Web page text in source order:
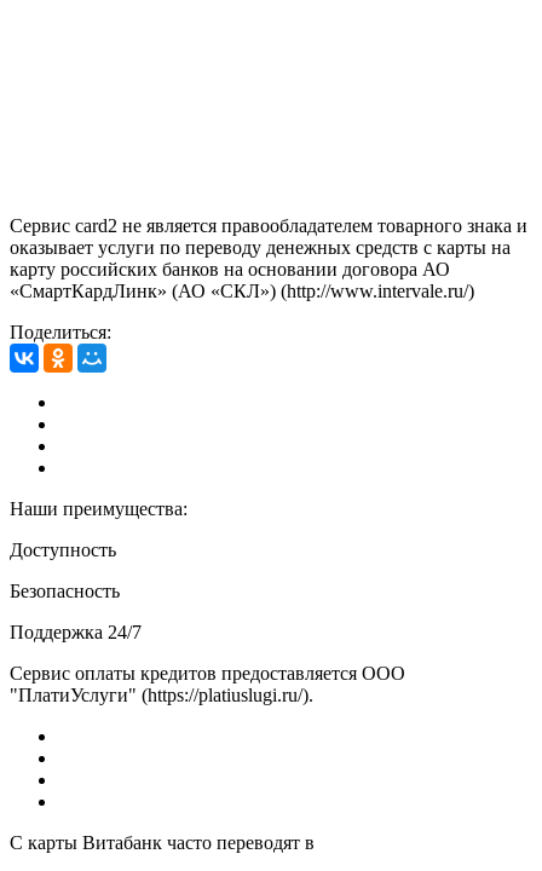
Сервис card2 не является правообладателем товарного знака и
оказывает услуги по переводу денежных средств с карты на
карту российских банков на основании договора АО
«СмартКардЛинк» (АО «СКЛ») (http://www.intervale.ru/)
Поделиться:
Наши преимущества:
Доступность
Безопасность
Поддержка 24/7
Сервис оплаты кредитов предоставляется ООО
"ПлатиУслуги" (https://platiuslugi.ru/).
С карты Витабанк часто переводят в